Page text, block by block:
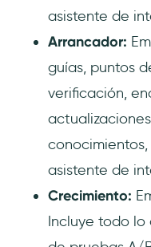
asistente de
Arrancador:
guías, puntos
verificación,
asistente de
Crecimiento:
Incluye todo lo